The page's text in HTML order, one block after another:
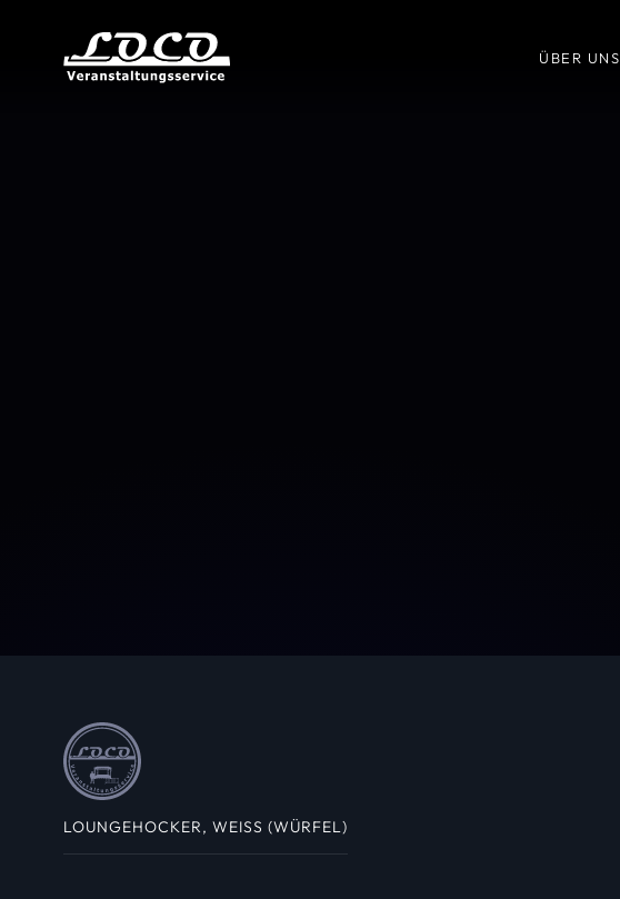
ÜBER UNS
LOUNGEHOCKER, WEISS (WÜRFEL)